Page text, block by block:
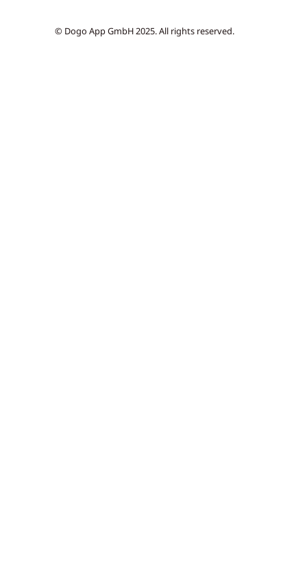
© Dogo App GmbH 2025. All rights reserved.